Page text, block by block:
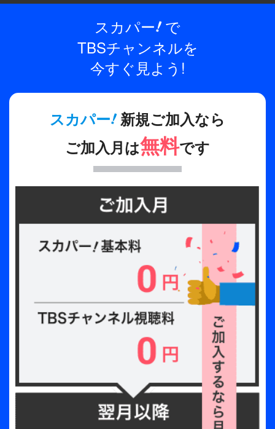
スキマスイッチ
スカパー!で
TBSチャンネルを
今すぐ見よう!
スカパー!新規ご加入なら
ご加入月は無料です